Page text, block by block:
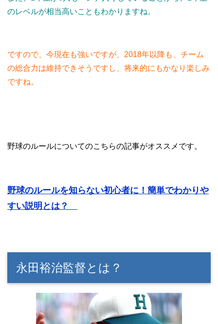
のレベルが相当高いこともわかりますね。
ですので、今現在も強いですが、2018年以降も、チーム
の総合力は維持できそうですし、将来的にもかなり楽しみ
ですね。
野球のルールについてのこちらの記事がオススメです。
野球のルールを知らない初心者に！簡単でわかりや
すい説明とは？
永田裕治監督とは？